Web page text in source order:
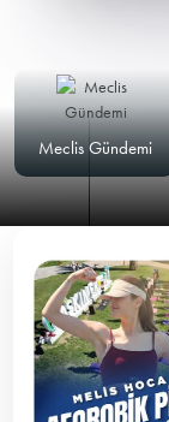
Meclis Gündemi